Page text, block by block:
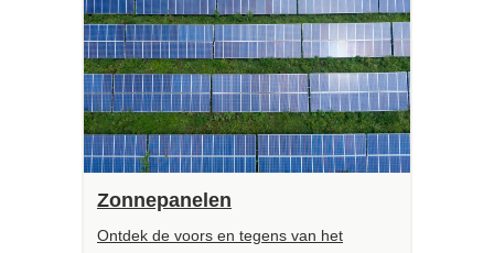
Zonnepanelen
Ontdek de voors en tegens van het